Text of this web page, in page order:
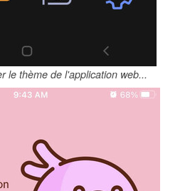
le thème de l'application web...